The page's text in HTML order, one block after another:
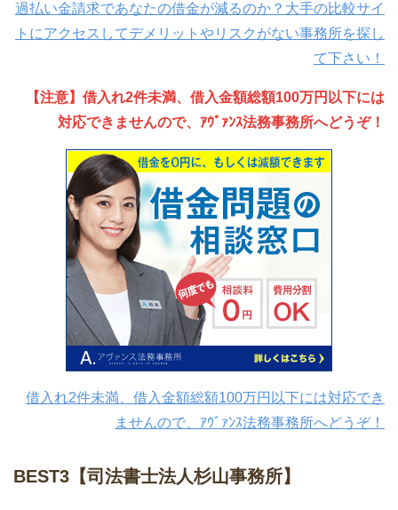
過払い金請求であなたの借金が減るのか？大手の比較サイ
トにアクセスしてデメリットやリスクがない事務所を探し
て下さい！
【注意】借入れ2件未満、借入金額総額100万円以下には
対応できませんので、ｱｳﾞｧﾝｽ法務事務所へどうぞ！
借入れ2件未満、借入金額総額100万円以下には対応でき
ませんので、ｱｳﾞｧﾝｽ法務事務所へどうぞ！
BEST3【司法書士法人杉山事務所】